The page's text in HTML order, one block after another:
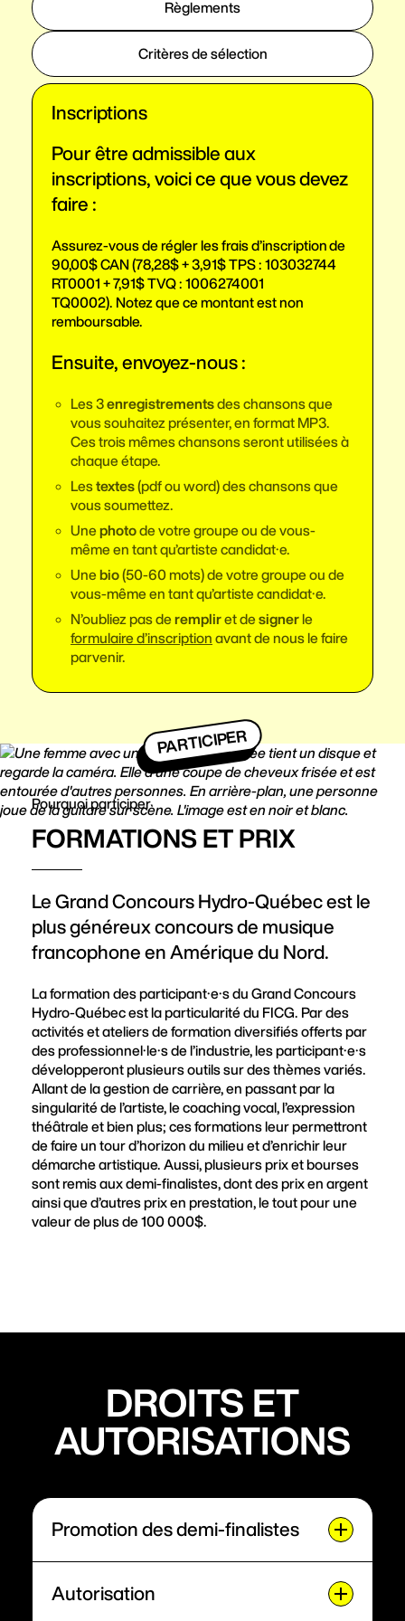
Règlements
Critères de sélection
Inscriptions
Pour être admissible aux
inscriptions, voici ce que vous devez
faire :
Assurez-vous de régler les fraisd’inscription de
90,00$ CAN (78,28$ + 3,91$ TPS : 103032744
RT0001 + 7,91$ TVQ : 1006274001
TQ0002). Notez que ce montant est non
remboursable.
Ensuite, envoyez-nous :
Les 3enregistrementsdes chansons que
vous souhaitez présenter, en format MP3.
Ces trois mêmes chansons seront utilisées à
chaque étape.
Lestextes(pdf ou word) des chansons que
vous soumettez.
Unephotode votre groupe ou de vous-
même en tant qu’artiste candidat·e.
Unebio(50-60 mots) de votre groupe ou de
vous-même en tant qu’artiste candidat·e.
N’oubliez pas derempliret designer le
formulaire d’inscription avant de nous le faire
parvenir.
PARTICIPER
Pourquoi participer
FORMATIONS ET PRIX
Le Grand Concours Hydro-Québec est le
plus généreux concours de musique
francophone en Amérique du Nord.
La formation des participant·e·s du Grand Concours
Hydro-Québec est la particularité du FICG. Par des
activités et ateliers de formation diversifiés offerts par
des professionnel·le·s de l’industrie, les participant·e·s
développeront plusieurs outils sur des thèmes variés.
Allant de la gestion de carrière, en passant par la
singularité de l’artiste, le coaching vocal, l’expression
théâtrale et bien plus; ces formations leur permettront
de faire un tour d’horizon du milieu et d’enrichir leur
démarche artistique. Aussi, plusieurs prix et bourses
sont remis aux demi-finalistes, dont des prix en argent
ainsi que d’autres prix en prestation, le tout pour une
valeur de plus de 100 000$.
DROITS ET
AUTORISATIONS
Promotion des demi-finalistes
Granby (FICG) travaille à la promotion des demi-
Autorisation